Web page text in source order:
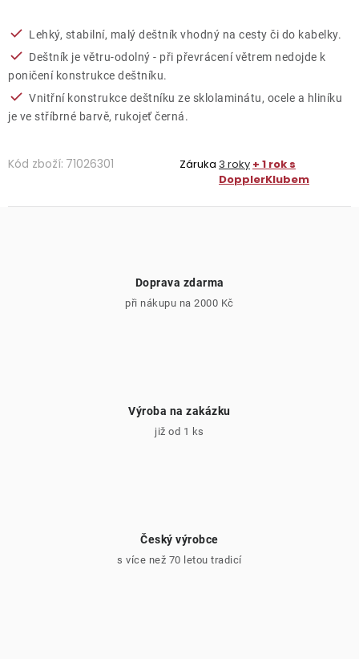
Lehký, stabilní, malý deštník vhodný na cesty či do kabelky.
Deštník je větru-odolný - při převrácení větrem nedojde k
poničení konstrukce deštníku.
Vnitřní konstrukce deštníku ze sklolaminátu, ocele a hliníku
je ve stříbrné barvě, rukojeť černá.
Kód zboží: 71026301 Záruka 3 roky + 1 rok s
DopplerKlubem
Doprava zdarma
při nákupu na 2000 Kč
Výroba na zakázku
již od 1 ks
Český výrobce
s více než 70 letou tradicí